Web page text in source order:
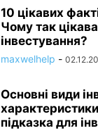
10 цікавих
Чому так цікава
інвестування?
maxwelhelp -
Основні види
підказка для